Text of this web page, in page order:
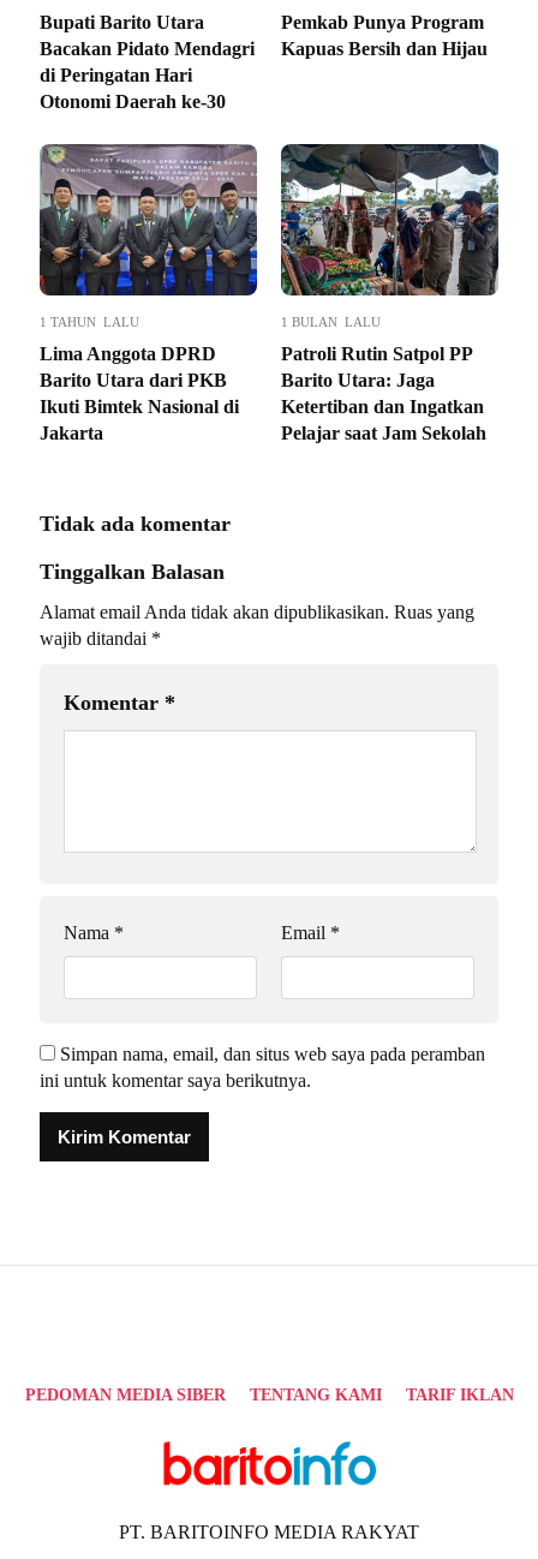
Bupati Barito Utara
Bacakan Pidato Mendagri
di Peringatan Hari
Otonomi Daerah ke-30
Pemkab Punya Program
Kapuas Bersih dan Hijau
1 TAHUN LALU
Lima Anggota DPRD
Barito Utara dari PKB
Ikuti Bimtek Nasional di
Jakarta
1 BULAN LALU
Patroli Rutin Satpol PP
Barito Utara: Jaga
Ketertiban dan Ingatkan
Pelajar saat Jam Sekolah
Tidak ada komentar
Tinggalkan Balasan
Alamat email Anda tidak akan dipublikasikan. Ruas yang
wajib ditandai *
Komentar *
Nama * Email *
Simpan nama, email, dan situs web saya pada peramban
ini untuk komentar saya berikutnya.
PEDOMAN MEDIA SIBER TENTANG KAMI TARIF IKLAN
PT. BARITOINFO MEDIA RAKYAT